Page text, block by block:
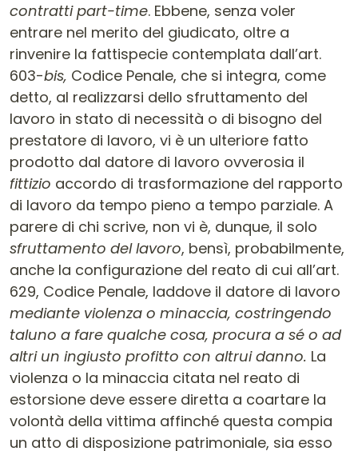
contratti part-time. Ebbene, senza voler
entrare nel merito del giudicato, oltre a
rinvenire la fattispecie contemplata dall’art.
603-bis, Codice Penale, che si integra, come
detto, al realizzarsi dello sfruttamento del
lavoro in stato di necessità o di bisogno del
prestatore di lavoro, vi è un ulteriore fatto
prodotto dal datore di lavoro ovverosia il
fittizio accordo di trasformazione del rapporto
di lavoro da tempo pieno a tempo parziale. A
parere di chi scrive, non vi è, dunque, il solo
sfruttamento del lavoro, bensì, probabilmente,
anche la configurazione del reato di cui all’art.
629, Codice Penale, laddove il datore di lavoro
mediante violenza o minaccia, costringendo
taluno a fare qualche cosa, procura a sé o ad
altri un ingiusto profitto con altrui danno. La
violenza o la minaccia citata nel reato di
estorsione deve essere diretta a coartare la
volontà della vittima affinché questa compia
un atto di disposizione patrimoniale, sia esso